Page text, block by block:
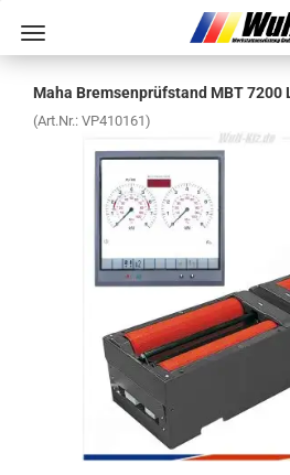
Maha Brem­sen­prüf­stand MBT 7200
(Art.Nr.: VP410161)